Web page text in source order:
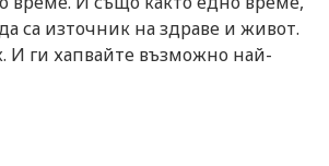
са източник на здраве и живот.
И ги хапвайте възможно най-